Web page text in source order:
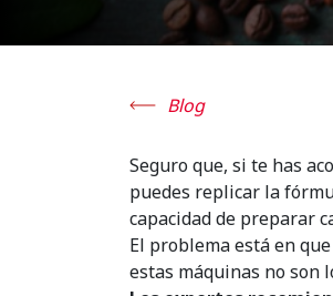
Blog
Seguro que, si te has
puedes replicar la
capacidad de preparar
El problema está en
estas máquinas no son